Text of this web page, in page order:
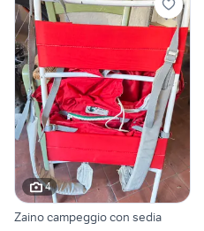
4
Zaino campeggio con sedia